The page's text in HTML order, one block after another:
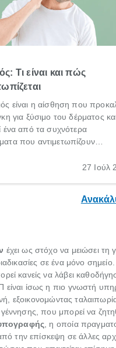
Τι είναι και πώς
είναι η αίσθηση που
για ξύσιμο του δέρματος
ένα από τα συχνότερα
που αντιμετωπίζουν
για το «κνησμός τι είναι»,
27 Ιούλ
έχει ως στόχο να μειώσει τη
σε ένα μόνο
κανείς να λάβει
ίσως η πιο γνωστή
εξοικονομώντας
που μπορεί να
, η οποία
την επίσκεψη σε άλλες